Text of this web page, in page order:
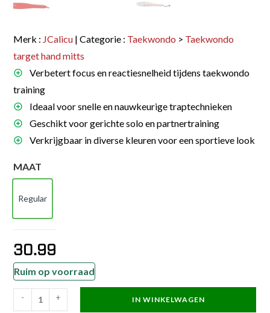
Merk : JCalicu | Categorie : Taekwondo > Taekwondo
target hand mitts
Verbetert focus en reactiesnelheid tijdens taekwondo
training
Ideaal voor snelle en nauwkeurige traptechnieken
Geschikt voor gerichte solo en partnertraining
Verkrijgbaar in diverse kleuren voor een sportieve look
MAAT
Regular
Regular
30.99
Ruim op voorraad
JCalicu
- + IN WINKELWAGEN